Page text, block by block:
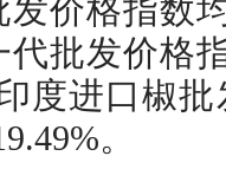
发价格指数
代批发价格
度进口椒
。